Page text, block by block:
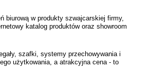
biurową w produkty szwajcarskiej firmy,
katalog produktów oraz showroom
szafki, systemy przechowywania i
użytkowania, a atrakcyjna cena - to